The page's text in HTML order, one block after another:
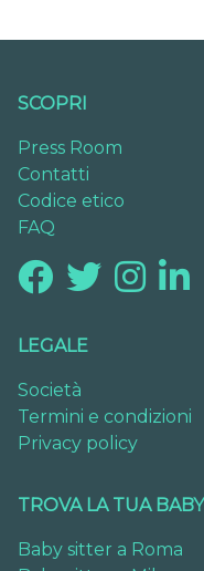
SCOPRI
Press Room
Contatti
Codice etico
FAQ
LEGALE
Società
Termini e condizioni
Privacy policy
TROVA LA TUA
Baby sitter a Roma